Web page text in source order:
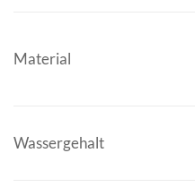
Material
Wassergehalt